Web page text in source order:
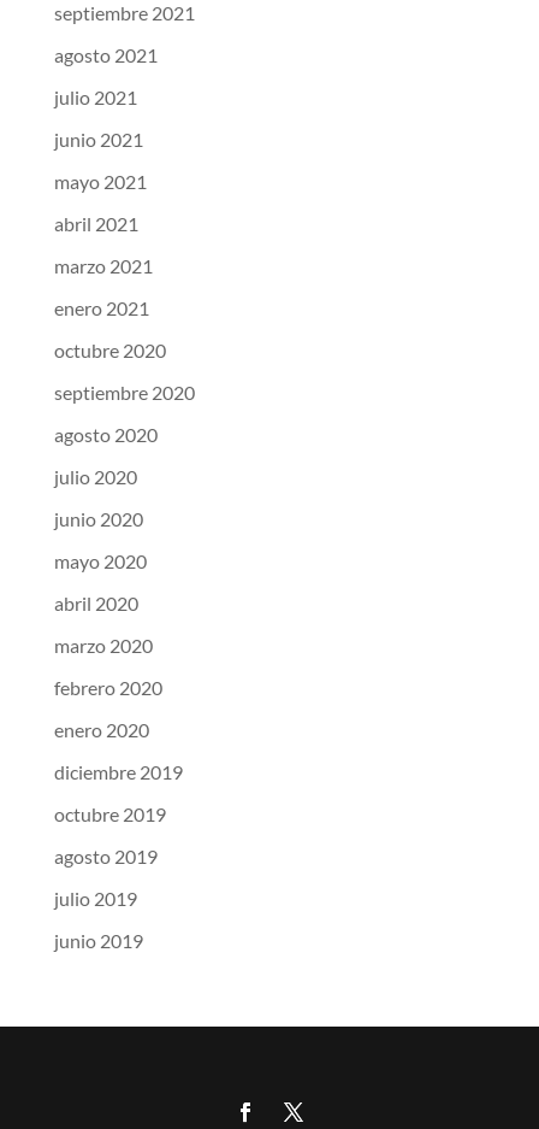
septiembre 2021
agosto 2021
julio 2021
junio 2021
mayo 2021
abril 2021
marzo 2021
enero 2021
octubre 2020
septiembre 2020
agosto 2020
julio 2020
junio 2020
mayo 2020
abril 2020
marzo 2020
febrero 2020
enero 2020
diciembre 2019
octubre 2019
agosto 2019
julio 2019
junio 2019